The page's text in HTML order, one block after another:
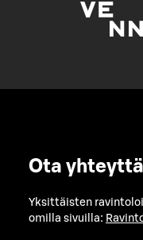
Ota yhteyttä
Yksittäisten
omilla sivuilla: